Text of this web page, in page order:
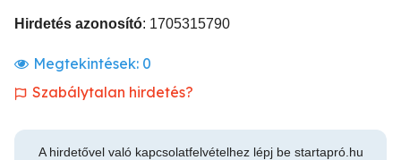
Hirdetés azonosító: 1705315790
Megtekintések: 0
Szabálytalan hirdetés?
A hirdetővel való kapcsolatfelvételhez lépj be startapró.hu